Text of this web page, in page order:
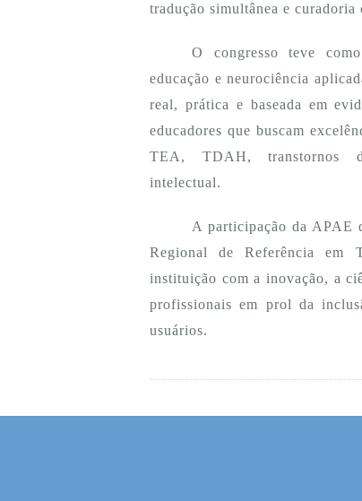
tradução simultânea e
O congresso teve
educação e neurociência
real, prática e baseada em
educadores que buscam
TEA, TDAH, transtornos
intelectual.
A participação da APAE
Regional de Referência em
instituição com a inovação, a
profissionais em prol da
usuários.